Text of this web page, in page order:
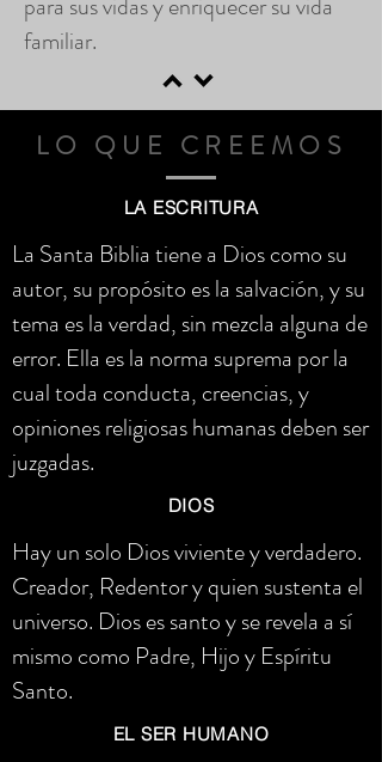
familiar.
LO QUE CREEMOS
LA ESCRITURA
La Santa Biblia tiene a Dios como su
autor, su propósito es la salvación, y su
tema es la verdad, sin mezcla alguna de
error. Ella es la norma suprema por la
cual toda conducta, creencias, y
opiniones religiosas humanas deben ser
juzgadas.
DIOS
Hay un solo Dios viviente y verdadero.
Creador, Redentor y quien sustenta el
universo. Dios es santo y se revela a sí
mismo como Padre, Hijo y Espíritu
Santo.
EL SER HUMANO